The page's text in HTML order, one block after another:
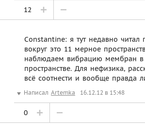
12
Constantine: я тут недавно читал
вокруг это 11 мерное
наблюдаем вибрацию мембран в
пространстве. Для нефизика,
всё соотнести и вообще правда
Написал Artemka 16.12.12 в 15:48
0